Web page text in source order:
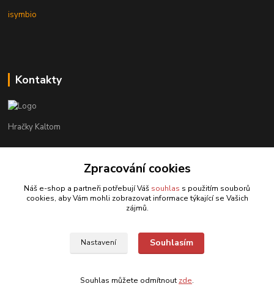
isymbio
Kontakty
Hračky Kaltom
+420 777 538 008
hrackykaltom@gmail.com
Zpracování cookies
Náš e-shop a partneři potřebují Váš souhlas s použitím souborů
cookies, aby Vám mohli zobrazovat informace týkající se Vašich
zájmů.
Nastavení Souhlasím
Souhlas můžete odmítnout zde.